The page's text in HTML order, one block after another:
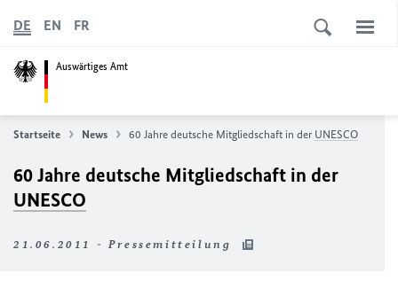
Auswärtiges Amt
DE EN FR
Startseite News 60 Jahre deutsche Mitgliedschaft in der UNESCO
60 Jahre deutsche Mitgliedschaft in der
UNESCO
21.06.2011 - Pressemitteilung